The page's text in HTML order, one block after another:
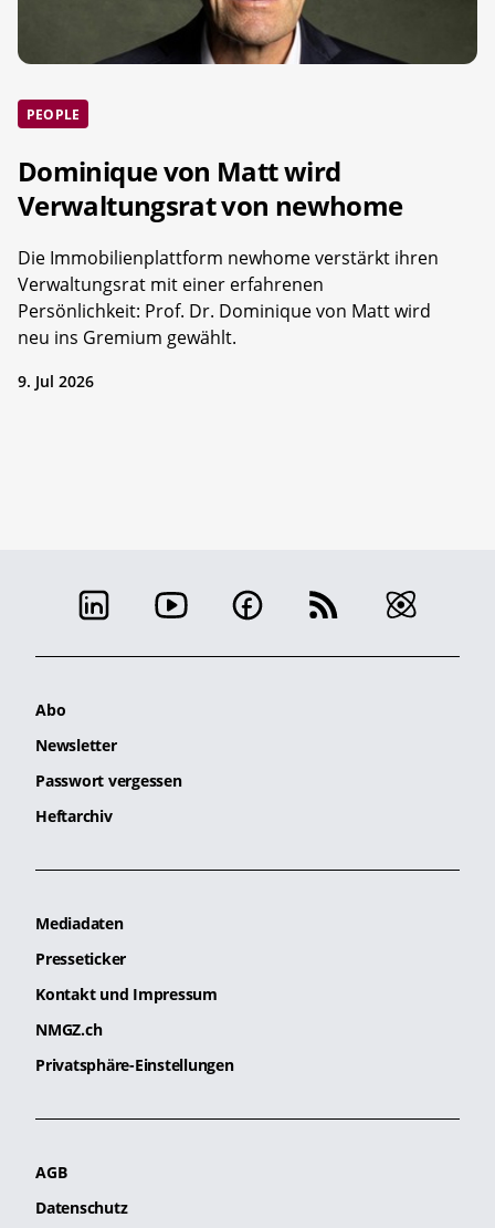
PEOPLE
Dominique von Matt wird
Verwaltungsrat von newhome
Die Immobilienplattform newhome verstärkt ihren
Verwaltungsrat mit einer erfahrenen
Persönlichkeit: Prof. Dr. Dominique von Matt wird
neu ins Gremium gewählt.
9. Jul 2026
Abo
Newsletter
Passwort vergessen
Heftarchiv
Mediadaten
Presseticker
Kontakt und Impressum
NMGZ.ch
Privatsphäre-Einstellungen
AGB
Datenschutz